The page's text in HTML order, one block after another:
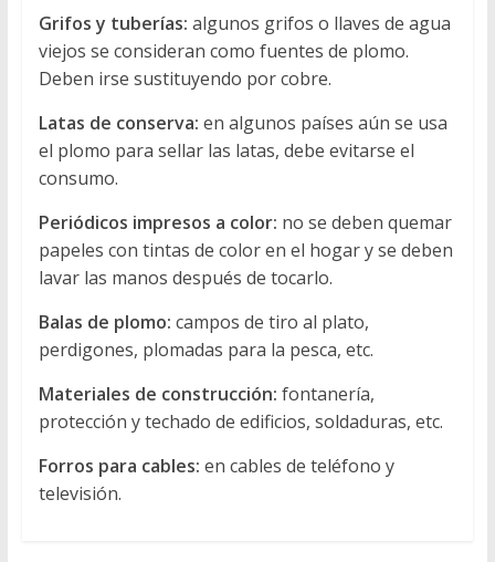
Grifos y tuberías: algunos grifos o llaves de agua
viejos se consideran como fuentes de plomo.
Deben irse sustituyendo por cobre.
Latas de conserva: en algunos países aún se usa
el plomo para sellar las latas, debe evitarse el
consumo.
Periódicos impresos a color: no se deben quemar
papeles con tintas de color en el hogar y se deben
lavar las manos después de tocarlo.
Balas de plomo: campos de tiro al plato,
perdigones, plomadas para la pesca, etc.
Materiales de construcción: fontanería,
protección y techado de edificios, soldaduras, etc.
Forros para cables: en cables de teléfono y
televisión.